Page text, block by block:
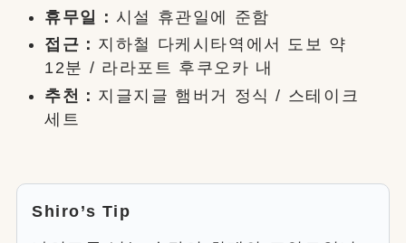
휴무일： 시설 휴관일에 준함
접근： 지하철 다케시타역에서 도보 약
12분 / 라라포트 후쿠오카 내
추천： 지글지글 햄버거 정식 / 스테이크
세트
Shiro’s Tip